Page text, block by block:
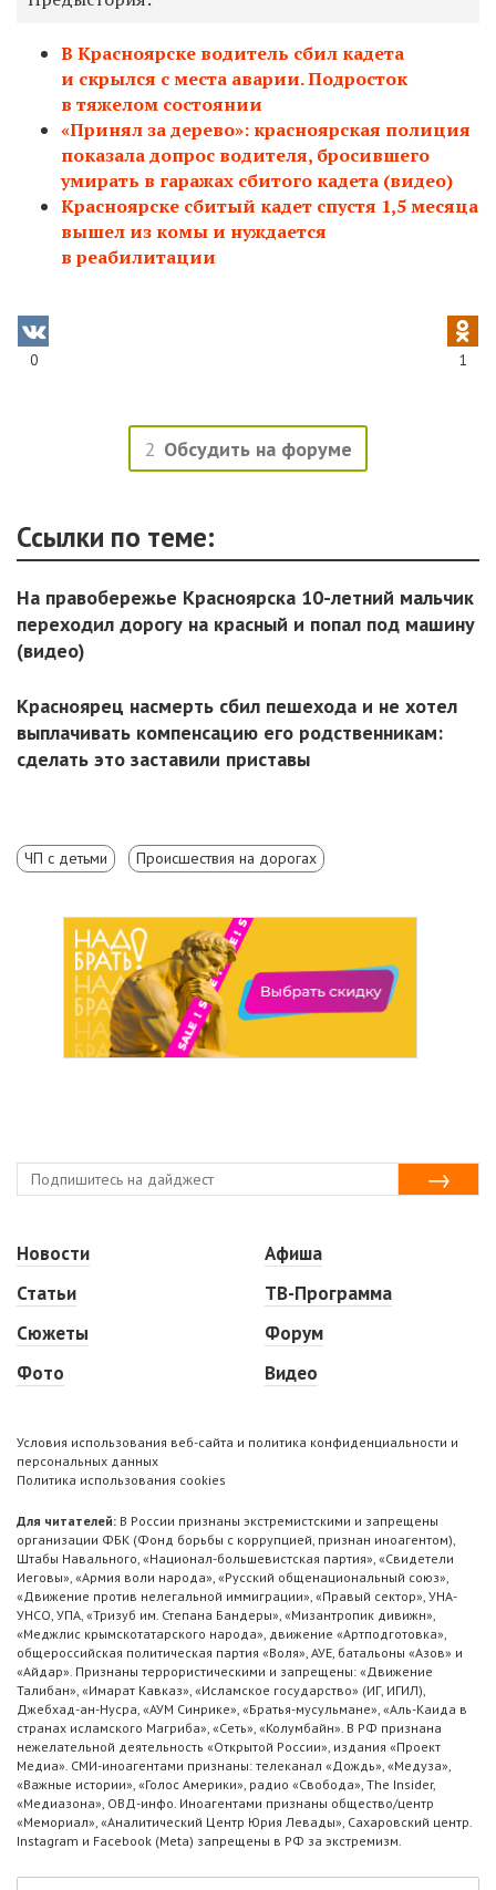
В Красноярске водитель сбил кадета
и скрылся с места аварии. Подросток
в тяжелом состоянии
«Принял за дерево»: красноярская полиция
показала допрос водителя, бросившего
умирать в гаражах сбитого кадета (видео)
Красноярске сбитый кадет спустя 1,5 месяца
вышел из комы и нуждается
в реабилитации
0 1
2 Обсудить на форуме
Ссылки по теме:
На правобережье Красноярска 10-летний мальчик
переходил дорогу на красный и попал под машину
(видео)
Красноярец насмерть сбил пешехода и не хотел
выплачивать компенсацию его родственникам:
сделать это заставили приставы
ЧП с детьми Происшествия на дорогах
Новости
Статьи
Сюжеты
Фото
Афиша
ТВ-Программа
Форум
Видео
Условия использования веб-сайта и политика конфиденциальности и
персональных данных
Политика использования cookies
Для читателей: В России признаны экстремистскими и запрещены
организации ФБК (Фонд борьбы с коррупцией, признан иноагентом),
Штабы Навального, «Национал-большевистская партия», «Свидетели
Иеговы», «Армия воли народа», «Русский общенациональный союз»,
«Движение против нелегальной иммиграции», «Правый сектор», УНА-
УНСО, УПА, «Тризуб им. Степана Бандеры», «Мизантропик дивижн»,
«Меджлис крымскотатарского народа», движение «Артподготовка»,
общероссийская политическая партия «Воля», АУЕ, батальоны «Азов» и
«Айдар». Признаны террористическими и запрещены: «Движение
Талибан», «Имарат Кавказ», «Исламское государство» (ИГ, ИГИЛ),
Джебхад-ан-Нусра, «АУМ Синрике», «Братья-мусульмане», «Аль-Каида в
странах исламского Магриба», «Сеть», «Колумбайн». В РФ признана
нежелательной деятельность «Открытой России», издания «Проект
Медиа». СМИ-иноагентами признаны: телеканал «Дождь», «Медуза»,
«Важные истории», «Голос Америки», радио «Свобода», The Insider,
«Медиазона», ОВД-инфо. Иноагентами признаны общество/центр
«Мемориал», «Аналитический Центр Юрия Левады», Сахаровский центр.
Instagram и Facebook (Metа) запрещены в РФ за экстремизм.